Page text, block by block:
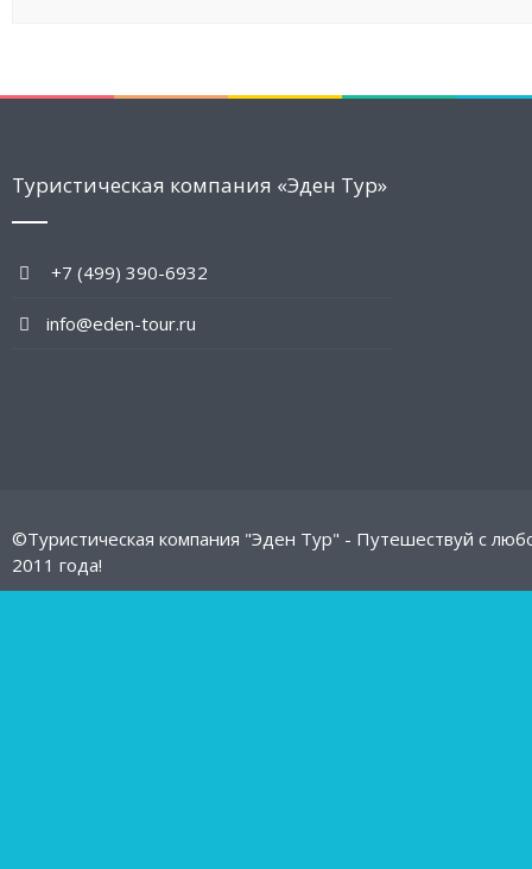
Туристическая компания «Эден Тур»
+7 (499) 390-6932
info@eden-tour.ru
©Туристическая компания "Эден Тур" - Путешествуй с
2011 года!